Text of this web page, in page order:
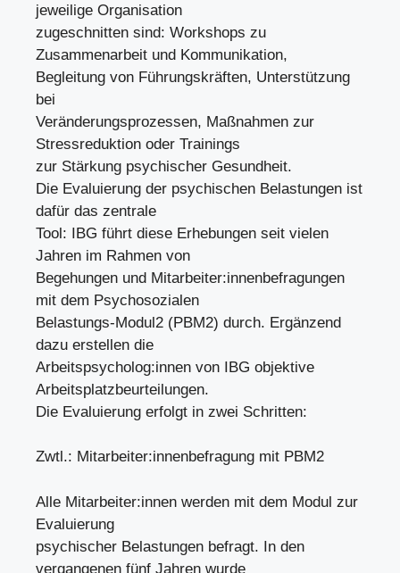
jeweilige Organisation
zugeschnitten sind: Workshops zu
Zusammenarbeit und Kommunikation,
Begleitung von Führungskräften, Unterstützung
bei
Veränderungsprozessen, Maßnahmen zur
Stressreduktion oder Trainings
zur Stärkung psychischer Gesundheit.
Die Evaluierung der psychischen Belastungen ist
dafür das zentrale
Tool: IBG führt diese Erhebungen seit vielen
Jahren im Rahmen von
Begehungen und Mitarbeiter:innenbefragungen
mit dem Psychosozialen
Belastungs-Modul2 (PBM2) durch. Ergänzend
dazu erstellen die
Arbeitspsycholog:innen von IBG objektive
Arbeitsplatzbeurteilungen.
Die Evaluierung erfolgt in zwei Schritten:
Zwtl.: Mitarbeiter:innenbefragung mit PBM2
Alle Mitarbeiter:innen werden mit dem Modul zur
Evaluierung
psychischer Belastungen befragt. In den
vergangenen fünf Jahren wurde